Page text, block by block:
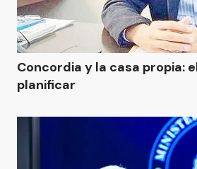
Concordia y la casa propia:
planificar